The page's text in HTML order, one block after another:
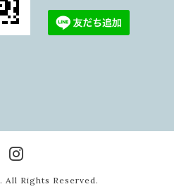
. All Rights Reserved.